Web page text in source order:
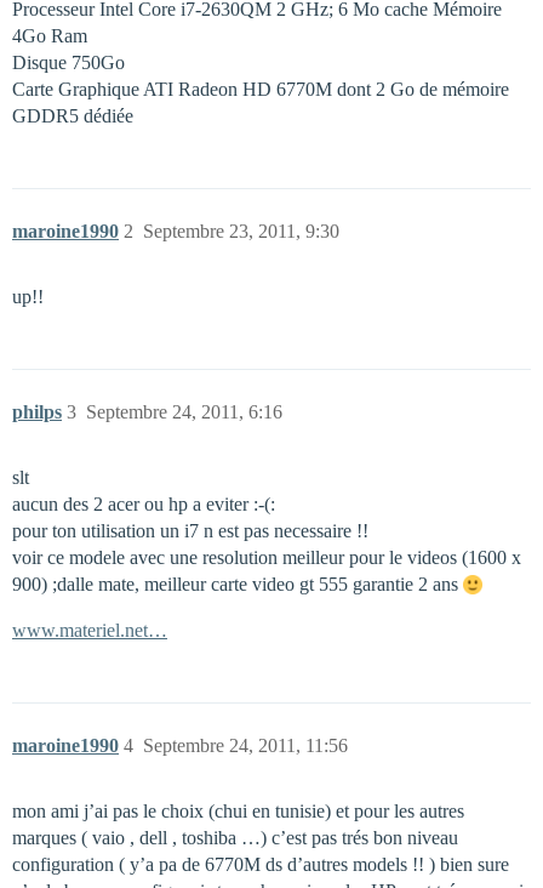
Processeur Intel Core i7-2630QM 2 GHz; 6 Mo cache Mémoire
4Go Ram
Disque 750Go
Carte Graphique ATI Radeon HD 6770M dont 2 Go de mémoire
GDDR5 dédiée
maroine1990 Septembre 23, 2011, 9:30
2
up!!
philps Septembre 24, 2011, 6:16
3
slt
aucun des 2 acer ou hp a eviter :-(:
pour ton utilisation un i7 n est pas necessaire !!
voir ce modele avec une resolution meilleur pour le videos (1600 x
900) ;dalle mate, meilleur carte video gt 555 garantie 2 ans
www.materiel.net…
maroine1990 Septembre 24, 2011, 11:56
4
mon ami j’ai pas le choix (chui en tunisie) et pour les autres
marques ( vaio , dell , toshiba …) c’est pas trés bon niveau
configuration ( y’a pa de 6770M ds d’autres models !! ) bien sure